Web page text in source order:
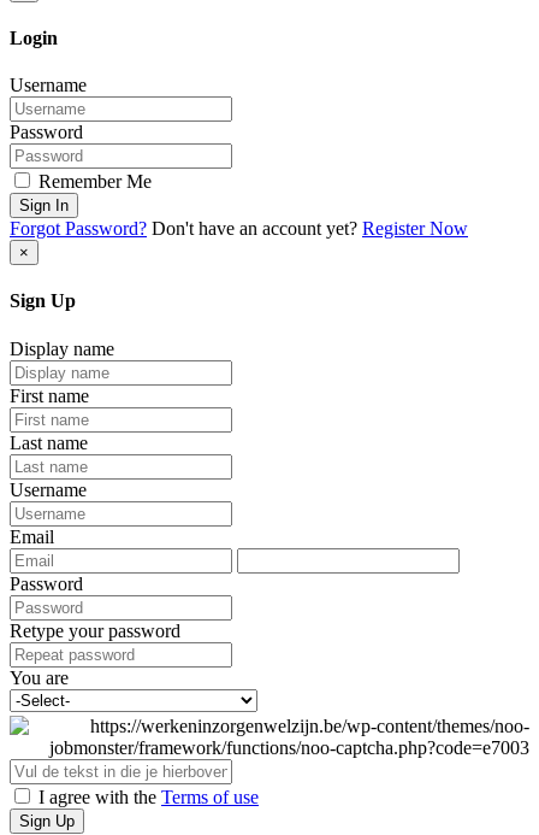
Login
Username
Password
Remember Me
Sign In
Forgot Password? Don't have an account yet? Register Now
×
Sign Up
Display name
First name
Last name
Username
Email
Password
Retype your password
You are
I agree with the Terms of use
Sign Up